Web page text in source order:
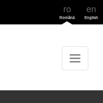
ro
Română
en
English